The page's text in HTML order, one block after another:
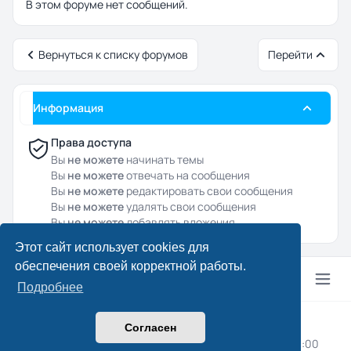
Этот сайт использует cookies для
обеспечения своей корректной работы.
Подробнее
Согласен
В этом форуме нет сообщений.
Вернуться к списку форумов Перейти
Информация
Права доступа
Вы не можете начинать темы
Вы не можетеотвечать на сообщения
Вы не можете редактировать свои сообщения
Вы не можетеудалять свои сообщения
Выне можетедобавлять вложения
© 2024–2026 Drcpa.ru
Конфиденциальность|Правила|Часовой пояс: UTC+03:00